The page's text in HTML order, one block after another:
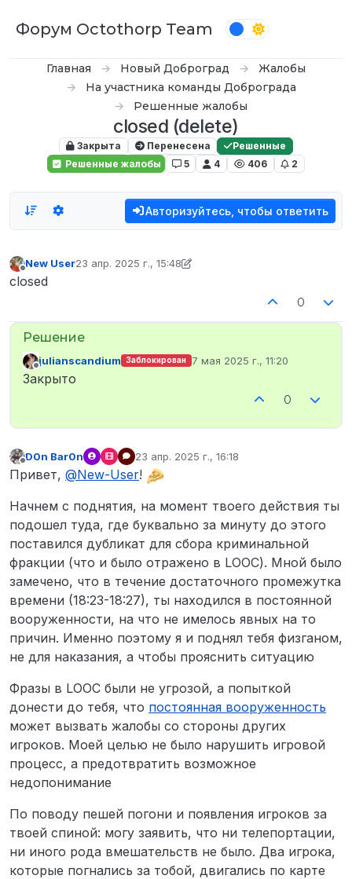
Форум Octothorp Team
Главная Новый Доброград
Жалобы
На участника команды Доброграда
Решенные жалобы
closed (delete)
Закрыта Перенесена
Решенные
Решенные жалобы
5 4 406 2
Авторизуйтесь, чтобы ответить
Не в сети
New User23 апр. 2025 г., 15:48
отредактировано New User
closed
0
Не в сети
julianscandium Заблокирован 7 мая 2025 г., 11:20
отредактировано
Закрыто
0
Не в сети
D0n Bar0n 23 апр. 2025 г., 16:18
отредактировано
Привет, @New-User!
Начнем с поднятия, на момент твоего действия ты
подошел туда, где буквально за минуту до этого
поставился дубликат для сбора криминальной
фракции (что и было отражено в LOOC). Мной было
замечено, что в течение достаточного промежутка
времени (18:23-18:27), ты находился в постоянной
вооруженности, на что не имелось явных на то
причин. Именно поэтому я и поднял тебя физганом,
не для наказания, а чтобы прояснить ситуацию
Фразы в LOOC были не угрозой, а попыткой
донести до тебя, что постоянная вооруженность
может вызвать жалобы со стороны других
игроков. Моей целью не было нарушить игровой
процесс, а предотвратить возможное
недопонимание
По поводу пешей погони и появления игроков за
твоей спиной: могу заявить, что ни телепортации,
ни иного рода вмешательств не было. Два игрока,
которые погнались за тобой, двигались по карте